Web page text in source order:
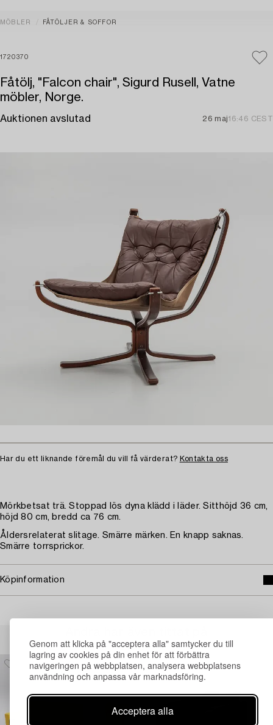
Genom att klicka på "acceptera alla" samtycker du till
lagring av cookies på din enhet för att förbättra
navigeringen på webbplatsen, analysera webbplatsens
användning och anpassa vår marknadsföring.
Acceptera alla
MÖBLER FÅTÖLJER & SOFFOR
1720370
Fåtölj, "Falcon chair", Sigurd Rusell, Vatne
möbler, Norge.
Auktionen avslutad 26 maj16:46 CEST
Har du ett liknande föremål du vill få värderat? Kontakta oss
Mörkbetsat trä. Stoppad lös dyna klädd i läder. Sitthöjd 36 cm,
höjd 80 cm, bredd ca 76 cm.
Åldersrelaterat slitage. Smärre märken. En knapp saknas.
Smärre torrsprickor.
Köpinformation